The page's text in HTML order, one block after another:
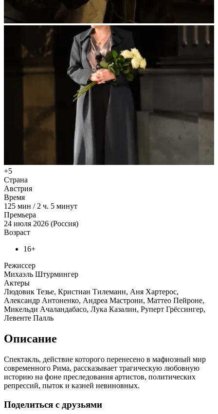
+5
Страна
Австрия
Время
125 мин /2 ч. 5 минут
Премьера
24 июля 2026 (Россия)
Возраст
16+
Режиссер
Михаэль Штурмингер
Актеры
Людовик Тезье, Кристиан Тилеманн, Аня Хартерос,
Александр Антоненко, Андреа Мастрони, Маттео Пейроне,
Микельди Ачаландабасо, Лука Казалин, Руперт Грёссингер,
Левенте Палль
Описание
Спектакль, действие которого перенесено в мафиозный мир
современного Рима, рассказывает трагическую любовную
историю на фоне преследования артистов, политических
репрессий, пыток и казней невиновных.
Поделиться с друзьями